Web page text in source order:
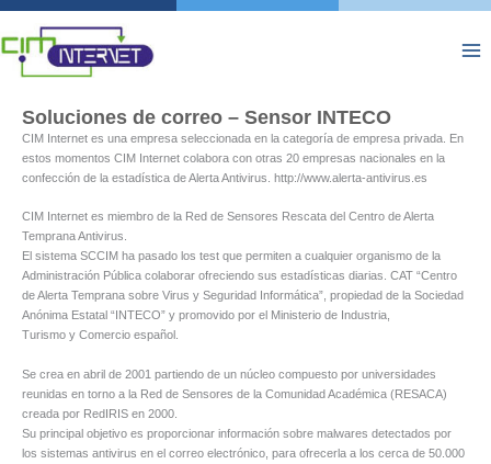
Ir
contenido
Soluciones de correo – Sensor INTECO
CIM Internet es una empresa seleccionada en la categoría de empresa privada. En
estos momentos CIM Internet colabora con otras 20 empresas nacionales en la
confección de la estadística de Alerta Antivirus. http://www.alerta-antivirus.es
CIM Internet es miembro de la Red de Sensores Rescata del Centro de Alerta
Temprana Antivirus.
El sistema SCCIM ha pasado los test que permiten a cualquier organismo de la
Administración Pública colaborar ofreciendo sus estadísticas diarias. CAT “Centro
de Alerta Temprana sobre Virus y Seguridad Informática”, propiedad de la Sociedad
Anónima Estatal “INTECO” y promovido por el Ministerio de Industria,
Turismo y Comercio español.
Se crea en abril de 2001 partiendo de un núcleo compuesto por universidades
reunidas en torno a la Red de Sensores de la Comunidad Académica (RESACA)
creada por RedIRIS en 2000.
Su principal objetivo es proporcionar información sobre malwares detectados por
los sistemas antivirus en el correo electrónico, para ofrecerla a los cerca de 50.000